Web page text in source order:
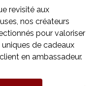
revisité aux
nos créateurs
pour valoriser
de cadeaux
en ambassadeur.